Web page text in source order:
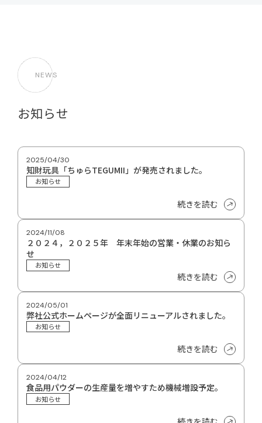
NEWS
お知らせ
2025/04/30
知財玩具「ちゅらTEGUMII」が発売されました。
お知らせ
続きを読む
2024/11/08
２０２４，２０２５年 年末年始の営業・休業のお知ら
せ
お知らせ
続きを読む
2024/05/01
弊社公式ホームページが全面リニューアルされました。
お知らせ
続きを読む
2024/04/12
食品用パウダーの生産量を増やすため機械増設予定。
お知らせ